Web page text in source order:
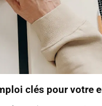
clés pour votre